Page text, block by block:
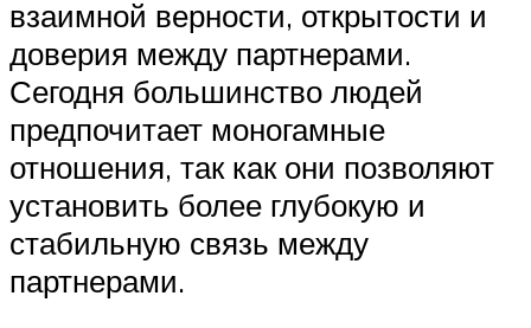
взаимной верности, открытости и
доверия между партнерами.
Сегодня большинство людей
предпочитает моногамные
отношения, так как они позволяют
установить более глубокую и
стабильную связь между
партнерами.